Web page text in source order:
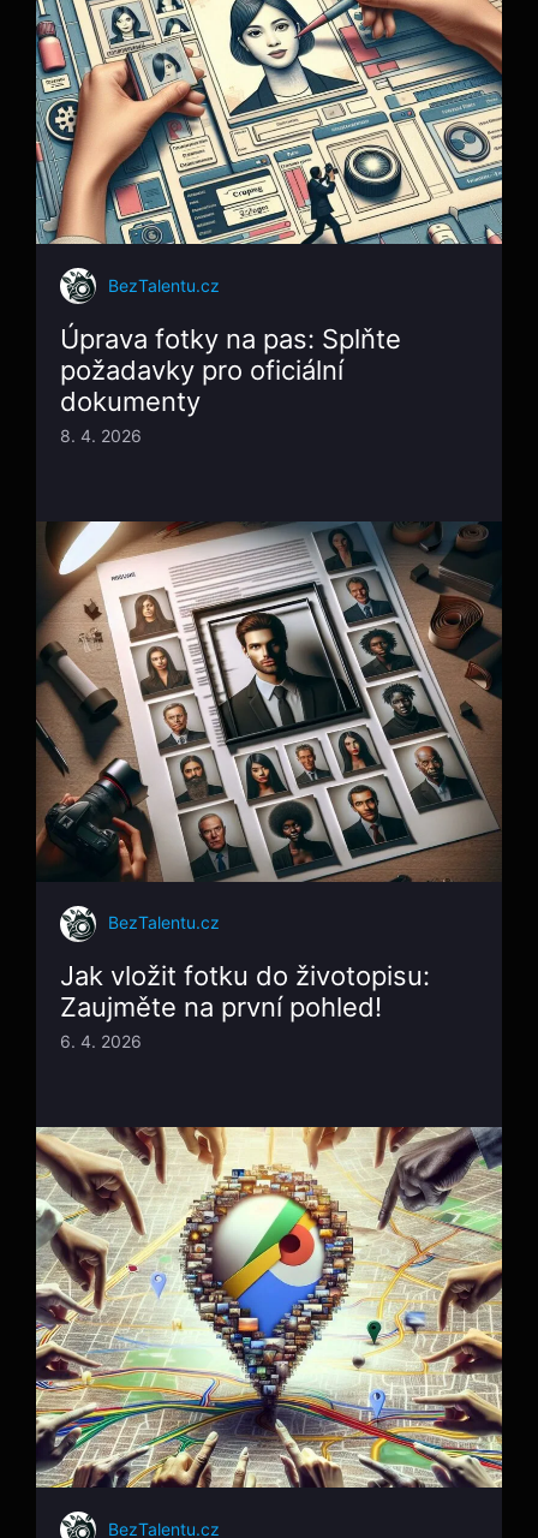
BezTalentu.cz
Úprava fotky na pas: Splňte
požadavky pro oficiální
dokumenty
8. 4. 2026
BezTalentu.cz
Jak vložit fotku do životopisu:
Zaujměte na první pohled!
6. 4. 2026
BezTalentu.cz